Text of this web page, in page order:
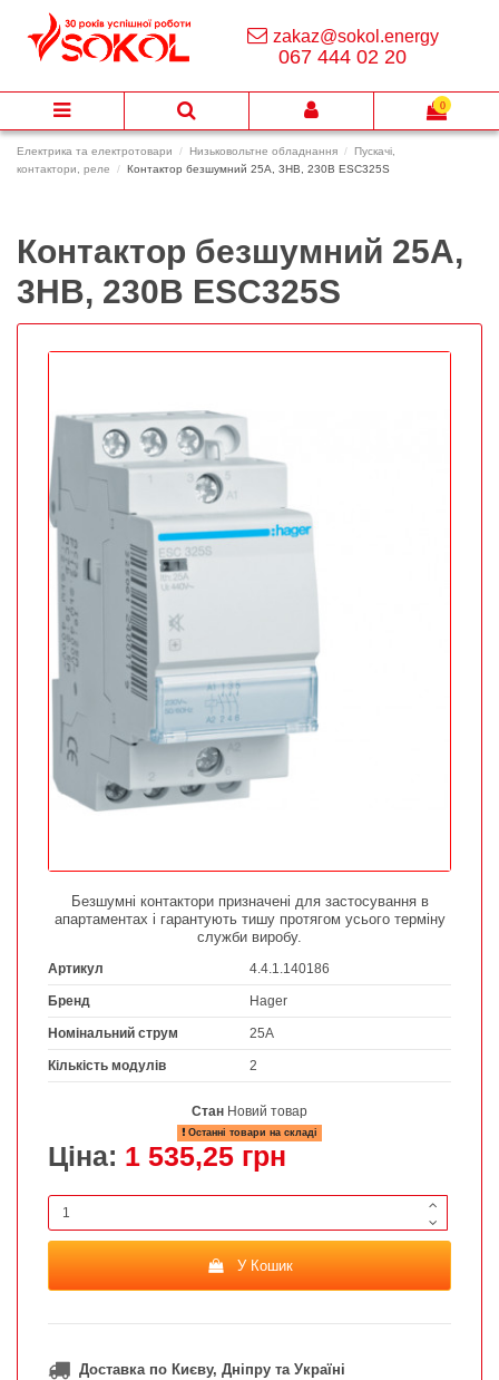
Електрика та електротовари Низьковольтне обладнання
Пускачі,
контактори, реле
Контактор безшумний 25A, 3НВ, 230В ESC325S
Контактор безшумний 25A,
3НВ, 230В ESC325S
Безшумні контактори призначені для застосування в
апартаментах і гарантують тишу протягом усього терміну
служби виробу.
Артикул 4.4.1.140186
Бренд Hager
Номінальний струм 25А
Кількість модулів 2
Стан Новий товар
Останні товари на складі
Ціна: 1 535,25 грн
У Кошик
Доставка по Києву, Дніпру та Україні
zakaz@sokol.energy
067 444 02 20
0